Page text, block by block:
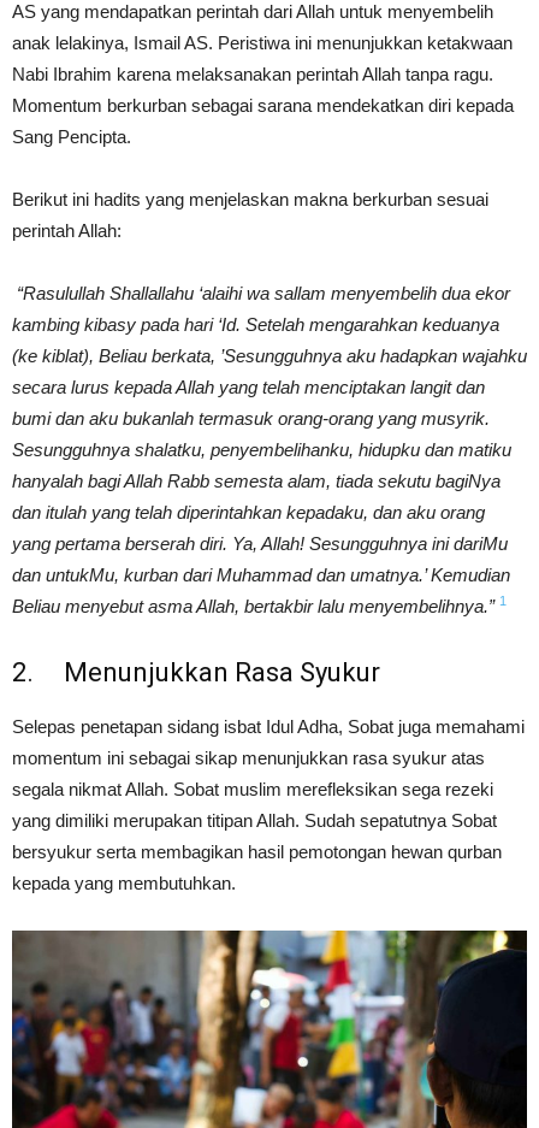
AS yang mendapatkan perintah dari Allah untuk menyembelih
anak lelakinya, Ismail AS. Peristiwa ini menunjukkan ketakwaan
Nabi Ibrahim karena melaksanakan perintah Allah tanpa ragu.
Momentum berkurban sebagai sarana mendekatkan diri kepada
Sang Pencipta.
Berikut ini hadits yang menjelaskan makna berkurban sesuai
perintah Allah:
“Rasulullah Shallallahu ‘alaihi wa sallam menyembelih dua ekor
kambing kibasy pada hari ‘Id. Setelah mengarahkan keduanya
(ke kiblat), Beliau berkata, ’Sesungguhnya aku hadapkan wajahku
secara lurus kepada Allah yang telah menciptakan langit dan
bumi dan aku bukanlah termasuk orang-orang yang musyrik.
Sesungguhnya shalatku, penyembelihanku, hidupku dan matiku
hanyalah bagi Allah Rabb semesta alam, tiada sekutu bagiNya
dan itulah yang telah diperintahkan kepadaku, dan aku orang
yang pertama berserah diri. Ya, Allah! Sesungguhnya ini dariMu
dan untukMu, kurban dari Muhammad dan umatnya.’ Kemudian
Beliau menyebut asma Allah, bertakbir lalu menyembelihnya.” 1
2. Menunjukkan Rasa Syukur
Selepas penetapan sidang isbat Idul Adha, Sobat juga memahami
momentum ini sebagai sikap menunjukkan rasa syukur atas
segala nikmat Allah. Sobat muslim merefleksikan sega rezeki
yang dimiliki merupakan titipan Allah. Sudah sepatutnya Sobat
bersyukur serta membagikan hasil pemotongan hewan qurban
kepada yang membutuhkan.